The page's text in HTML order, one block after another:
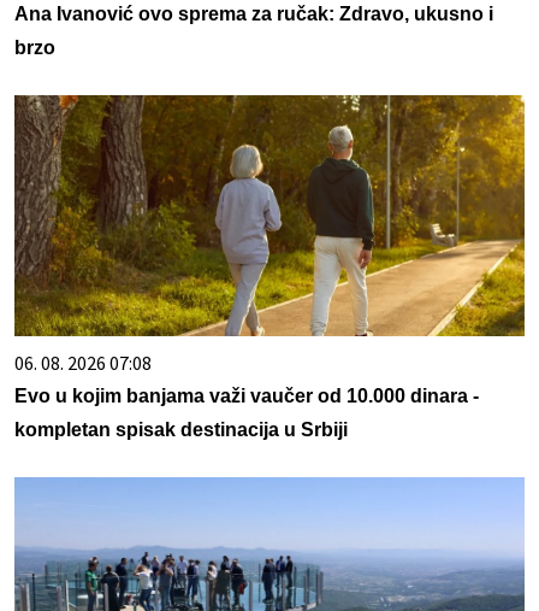
Ana Ivanović ovo sprema za ručak: Zdravo, ukusno i
brzo
06. 08. 2026 07:08
Evo u kojim banjama važi vaučer od 10.000 dinara -
kompletan spisak destinacija u Srbiji